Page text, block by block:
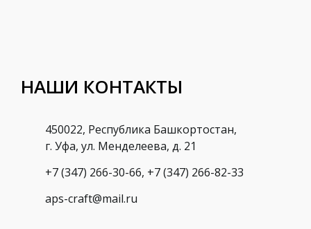
НАШИ КОНТАКТЫ
450022, Республика Башкортостан,
г. Уфа, ул. Менделеева, д. 21
+7 (347) 266-30-66, +7 (347) 266-82-33
aps-craft@mail.ru